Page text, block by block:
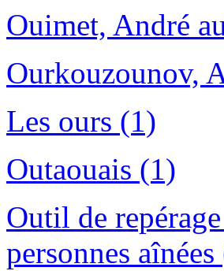
Ouimet, André
Ourkouzounov,
Les ours (1)
Outaouais (1)
Outil de
personnes